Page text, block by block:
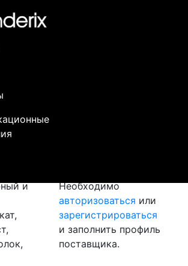
(не опубликован)
гк 4
и
Необходимо
авторизоваться или
зарегистрироваться
и заполнить профиль
поставщика.